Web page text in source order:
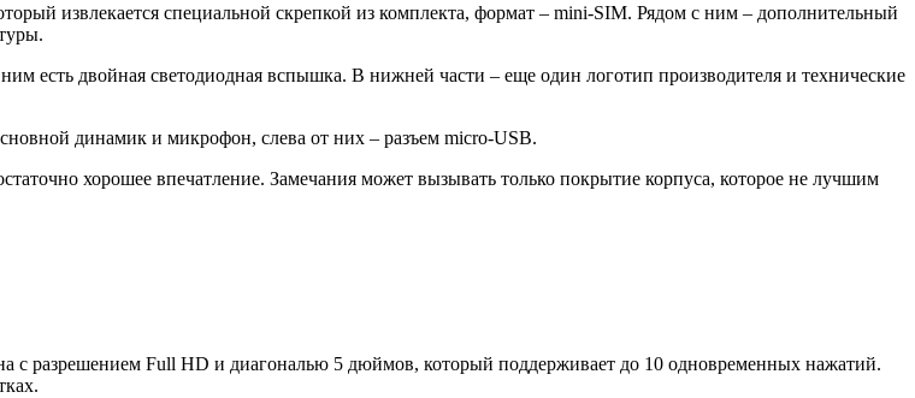
извлекается специальной скрепкой из комплекта, формат – mini-SIM. Рядом с ним – дополнительный
есть двойная светодиодная вспышка. В нижней части – еще один логотип производителя и технические
динамик и микрофон, слева от них – разъем micro-USB.
хорошее впечатление. Замечания может вызывать только покрытие корпуса, которое не лучшим
разрешением Full HD и диагональю 5 дюймов, который поддерживает до 10 одновременных нажатий.